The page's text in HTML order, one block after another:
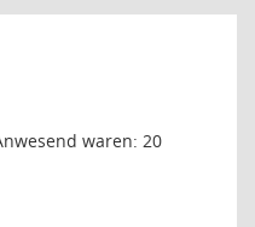
waren: 20